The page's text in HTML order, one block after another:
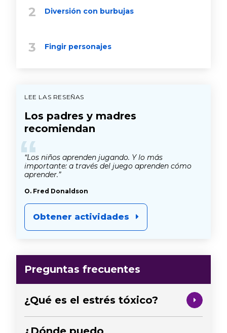
Diversión con burbujas
Fingir personajes
LEE LAS RESEÑAS
Los padres y madres
recomiendan
“
“Los niños aprenden jugando. Y lo más
importante: a través del juego aprenden cómo
aprender.”
O. Fred Donaldson
Obtener actividades
Preguntas frecuentes
¿Qué es el estrés tóxico?